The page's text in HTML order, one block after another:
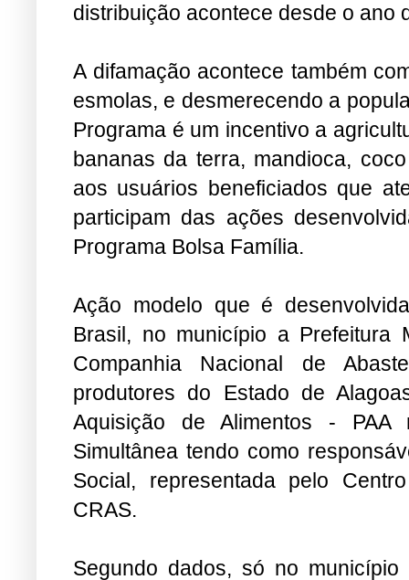
distribuição acontece desde o ano
A difamação acontece também
esmolas, e desmerecendo a
Programa é um incentivo a
bananas da terra, mandioca,
aos usuários beneficiados que
participam das ações
Programa Bolsa Família.
Ação modelo que é
Brasil, no município a Prefeitura
Companhia Nacional de
produtores do Estado de
Aquisição de Alimentos - PAA
Simultânea tendo como
Social, representada pelo
CRAS.
Segundo dados, só no